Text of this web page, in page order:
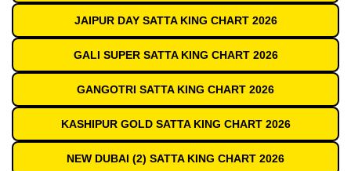
JAIPUR DAY SATTA KING CHART 2026
GALI SUPER SATTA KING CHART 2026
GANGOTRI SATTA KING CHART 2026
KASHIPUR GOLD SATTA KING CHART 2026
NEW DUBAI (2) SATTA KING CHART 2026